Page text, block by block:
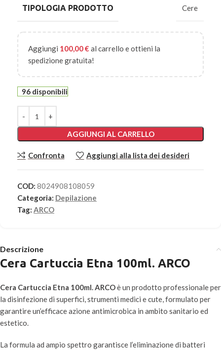
TIPOLOGIA PRODOTTO Cere
Aggiungi 100,00€ al carrello e ottieni la
spedizione gratuita!
96 disponibili
AGGIUNGI AL CARRELLO
Confronta Aggiungi alla lista dei desideri
COD: 8024908108059
Categoria: Depilazione
Tag: ARCO
Descrizione
Cera Cartuccia Etna 100ml. ARCO
Cera Cartuccia Etna 100ml. ARCOè un prodotto professionale per
la disinfezione di superfici, strumenti medici e cute, formulato per
garantire un’efficace azione antimicrobica in ambito sanitario ed
estetico.
La formula ad ampio spettro garantisce l’eliminazione di batteri